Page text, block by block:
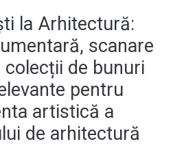
la Arhitectură:
scanare
de bunuri
pentru
artistică a
de arhitectură